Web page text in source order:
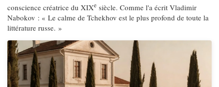
conscience créatrice du XIXe siècle. Comme l'a écrit Vladimir
Nabokov : « Le calme de Tchekhov est le plus profond de toute la
littérature russe. »